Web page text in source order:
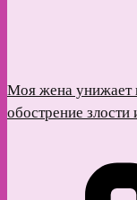
Моя жена унижает
обострение злости